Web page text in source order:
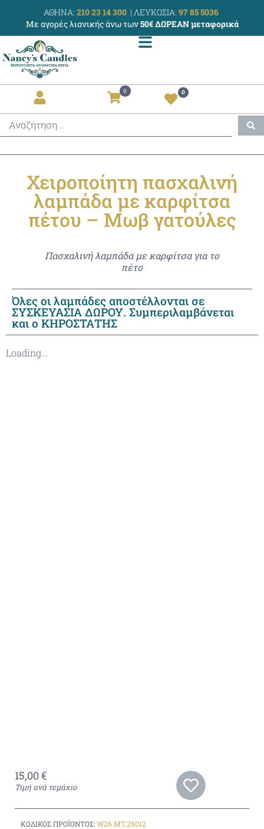
ΑΘΗΝΑ: 210 23 14 300 | ΛΕΥΚΩΣΙΑ: 97 85 5036
Με αγορές λιανικής άνω των50€ ΔΩΡΕΑΝ μεταφορικά
0 0
Χειροποίητη πασχαλινή
λαμπάδα με καρφίτσα
πέτου – Μωβ γατούλες
Πασχαλινή λαμπάδα με καρφίτσα για το
πέτο
Όλες οι λαμπάδες αποστέλλονται σε
ΣΥΣΚΕΥΑΣΙΑ ΔΩΡΟΥ. Συμπεριλαμβάνεται
και ο ΚΗΡΟΣΤΑΤΗΣ
Loading...
15,00€
Τιμή ανά τεμάχιο
ΚΩΔΙΚΌΣ ΠΡΟΪΌΝΤΟΣ:W26.MT.26012